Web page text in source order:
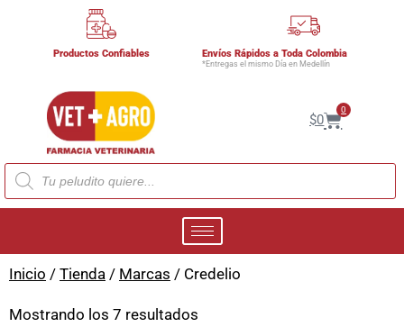
Productos Confiables Envíos Rápidos a Toda Colombia
*Entregas el mismo Día en Medellín
$0
0
Inicio / Tienda / Marcas / Credelio
Mostrando los 7 resultados